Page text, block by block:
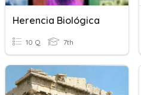
Herencia Biológica
10 Q 7th